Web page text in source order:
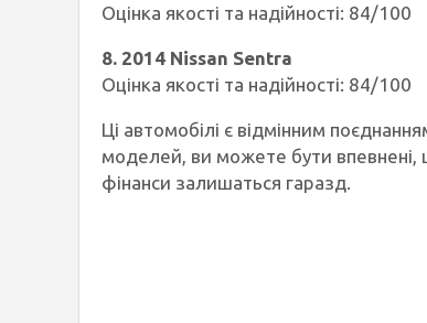
Оцінка якості та надійності: 84/100
8. 2014 Nissan Sentra
Оцінка якості та надійності: 84/100
Ці автомобілі є відмінним
моделей, ви можете бути
фінанси залишаться гаразд.